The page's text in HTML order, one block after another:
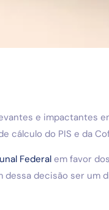
e impactantes
cálculo do PIS e da
Federalem favor
dessa decisão ser